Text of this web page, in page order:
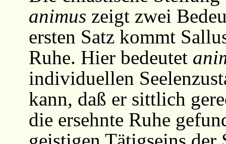
animus zeigt zwei
ersten Satz kommt
Ruhe. Hier bedeutet
individuellen
kann, daß er sittlich
die ersehnte Ruhe